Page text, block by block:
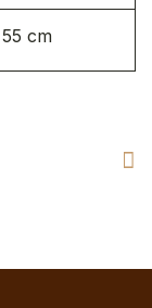
55 cm